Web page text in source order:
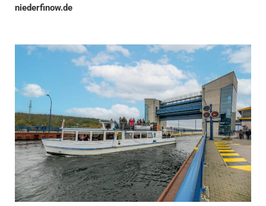
niederfinow.de